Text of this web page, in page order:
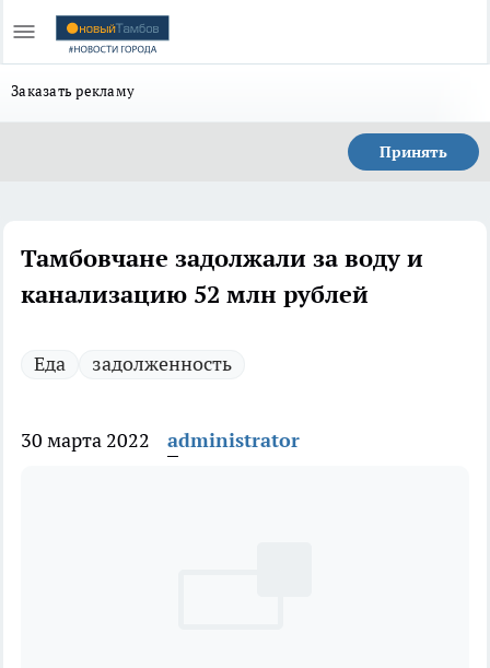
Заказать рекламу
Принять
Тамбовчане задолжали за воду и
канализацию 52 млн рублей
Еда задолженность
30 марта 2022 administrator